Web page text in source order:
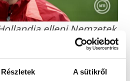
Részletek A sütikről
elleni Nemzetek
készülő magyar
tagja a telki
sajtótájékoztatón